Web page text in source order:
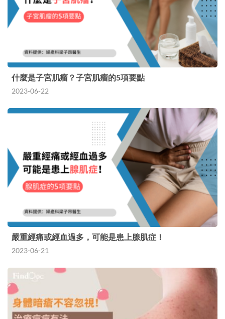
什麼是子宮肌瘤？子宮肌瘤的5項要點
2023-06-22
嚴重經痛或經血過多，可能是患上腺肌症！
2023-06-21